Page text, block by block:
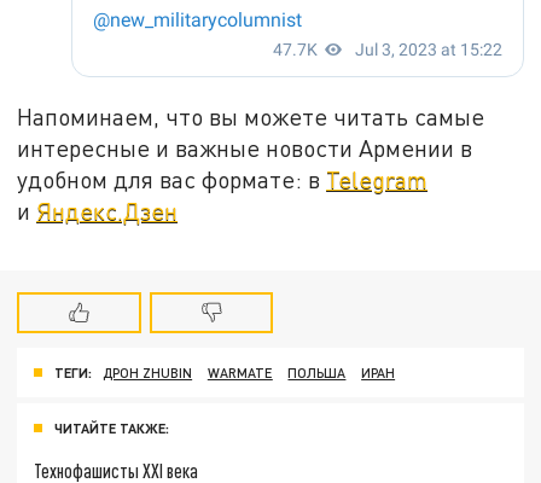
Напоминаем, что вы можете читать самые
интересные и важные новости Армении в
удобном для вас формате: в Telegram
и Яндекс.Дзен
ТЕГИ: ДРОН ZHUBIN WARMATE ПОЛЬША ИРАН
ЧИТАЙТЕ ТАКЖЕ:
Технофашисты XXI века